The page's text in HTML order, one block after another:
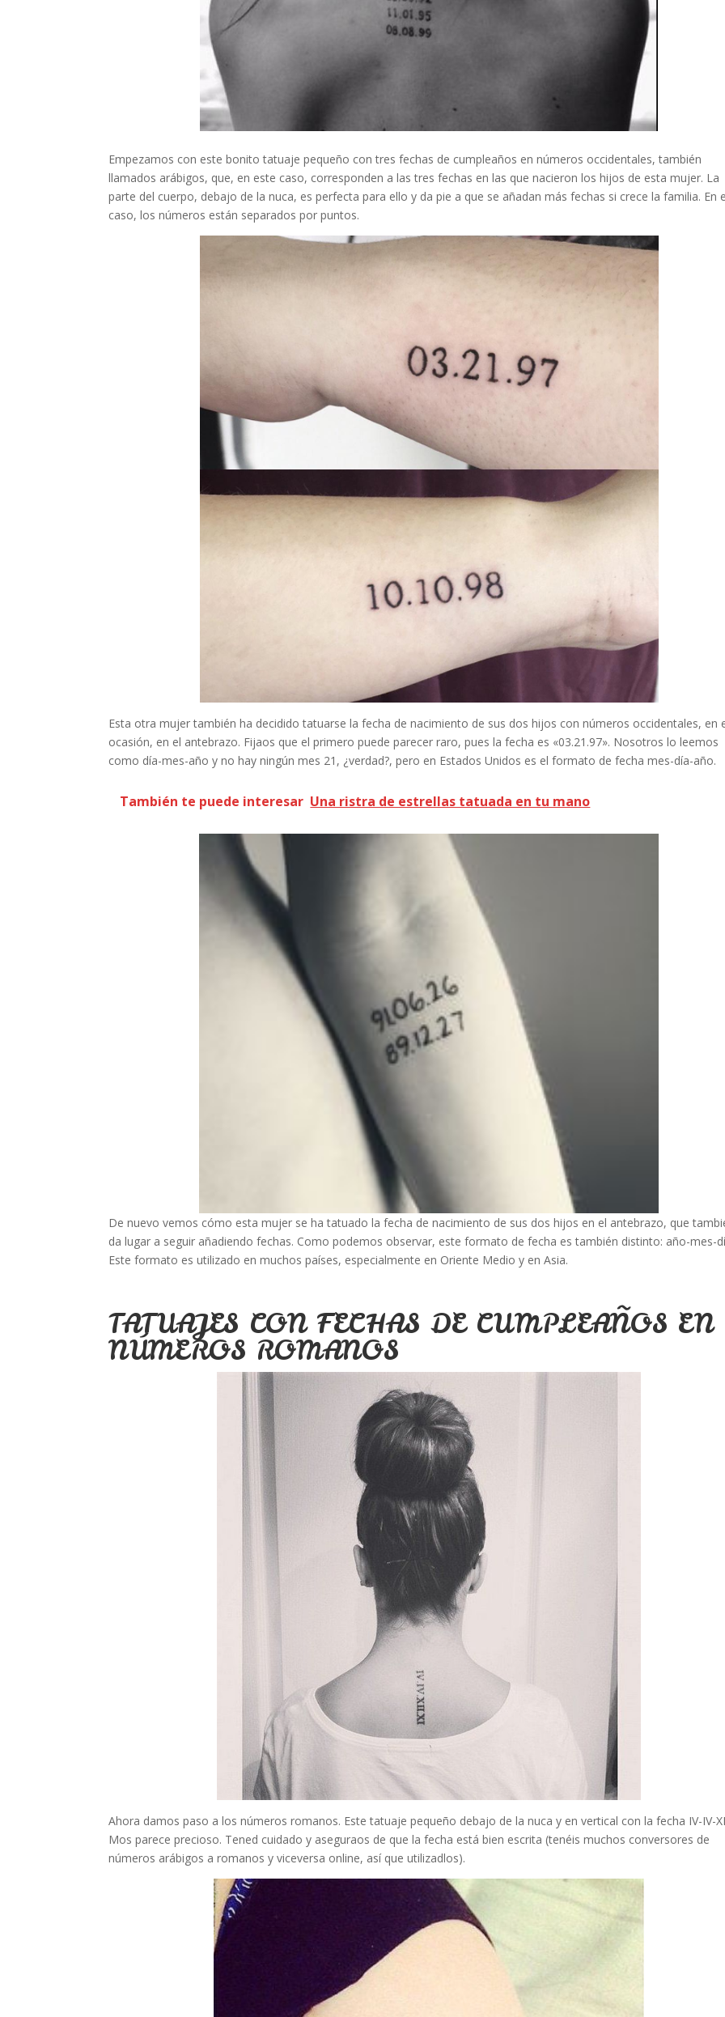
Empezamos con este bonito tatuaje pequeño con tres fechas de cumpleaños en números occidentales, también
llamados arábigos, que, en este caso, corresponden a las tres fechas en las que nacieron los hijos de esta mujer. La
parte del cuerpo, debajo de la nuca, es perfecta para ello y da pie a que se añadan más fechas si crece la familia. En
caso, los números están separados por puntos.
Esta otra mujer también ha decidido tatuarse la fecha de nacimiento de sus dos hijos con números occidentales, en
ocasión, en el antebrazo. Fijaos que el primero puede parecer raro, pues la fecha es «03.21.97». Nosotros lo leemos
como día-mes-año y no hay ningún mes 21, ¿verdad?, pero en Estados Unidos es el formato de fecha mes-día-año.
También te puede interesar Una ristra de estrellas tatuada en tu mano
De nuevo vemos cómo esta mujer se ha tatuado la fecha de nacimiento de sus dos hijos en el antebrazo, que
da lugar a seguir añadiendo fechas. Como podemos observar, este formato de fecha es también distinto: año-mes-
Este formato es utilizado en muchos países, especialmente en Oriente Medio y en Asia.
TATUAJES CON FECHAS DE CUMPLEAÑOS EN
NÚMEROS ROMANOS
Ahora damos paso a los números romanos. Este tatuaje pequeño debajo de la nuca y en vertical con la fecha IV-IV-
Mos parece precioso. Tened cuidado y aseguraos de que la fecha está bien escrita (tenéis muchos conversores de
números arábigos a romanos y viceversa online, así que utilizadlos).